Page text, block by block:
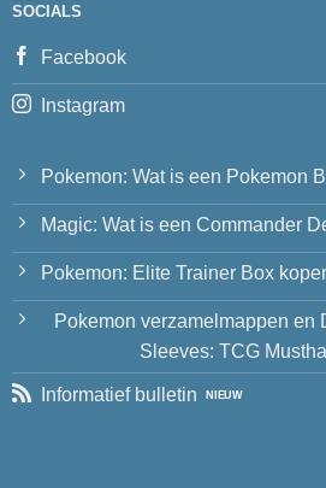
SOCIALS
Facebook
Instagram
Pokemon: Wat is een Pokemon
Magic: Wat is een Commander
Pokemon: Elite Trainer Box
Pokemon verzamelmappen en
Sleeves: TCG
Informatief bulletin